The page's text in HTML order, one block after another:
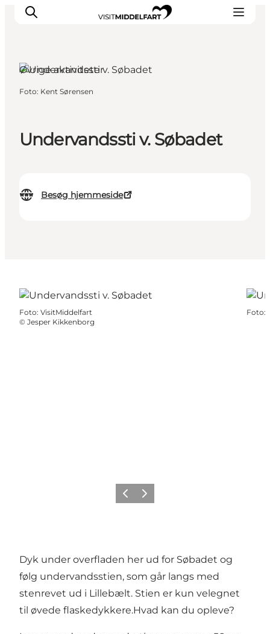
Overnatning
Møde og Konference
Undervandssti v. Søbadet
Besøg hjemmeside
Øvrige aktiviteter
Foto: Kent Sørensen
Foto: VisitMiddelfart
© Jesper Kikkenborg
Foto:
ForrigeNæste
Dyk under overfladen her ud for Søbadet og
følg undervandsstien, som går langs med
stenrevet ud i Lillebælt. Stien er kun velegnet
til øvede flaskedykkere.Hvad kan du opleve?